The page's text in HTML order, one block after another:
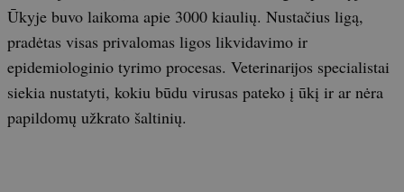
Ūkyje buvo laikoma apie 3000 kiaulių. Nustačius ligą,
pradėtas visas privalomas ligos likvidavimo ir
epidemiologinio tyrimo procesas. Veterinarijos specialistai
siekia nustatyti, kokiu būdu virusas pateko į ūkį ir ar nėra
papildomų užkrato šaltinių.